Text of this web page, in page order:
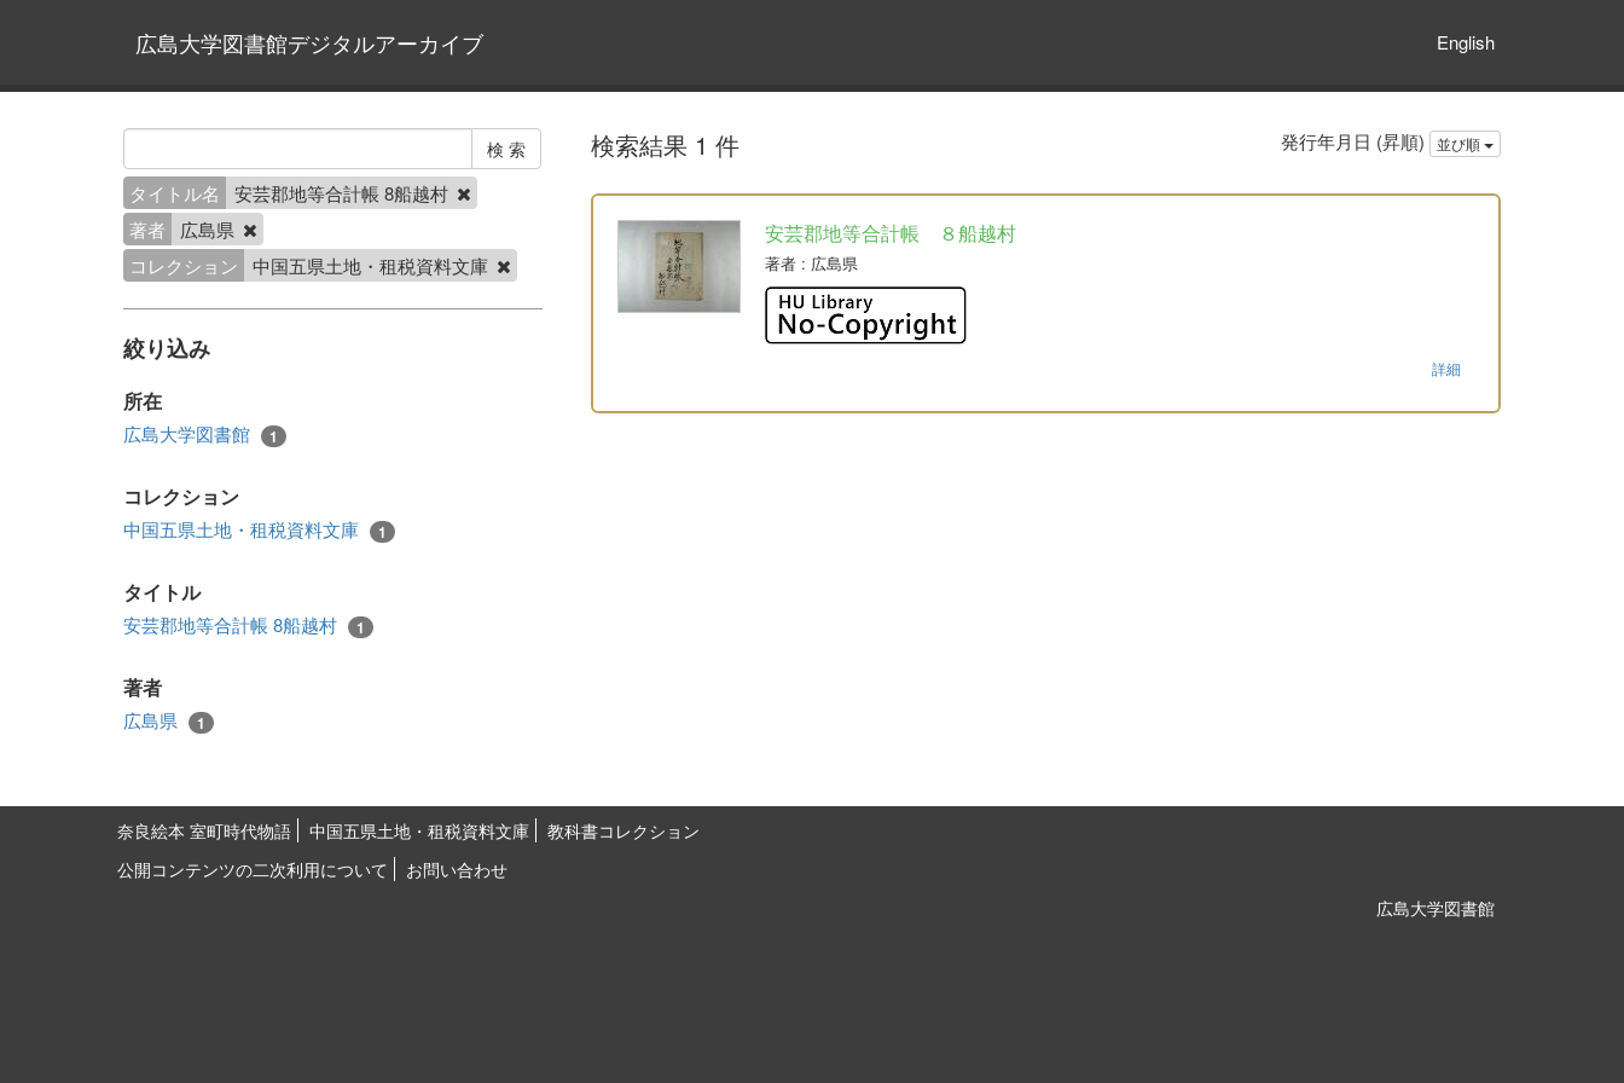
広島大学図書館デジタルアーカイブ English
タイトル名
安芸郡地等合計帳 8船越村
著者
広島県
コレクション
中国五県土地・租税資料文庫
絞り込み
所在
広島大学図書館 1
コレクション
中国五県土地・租税資料文庫 1
タイトル
安芸郡地等合計帳 8船越村 1
著者
広島県 1
検索結果 1 件 発行年月日 (昇順) 並び順
安芸郡地等合計帳 ８船越村
著者: 広島県
詳細
奈良絵本 室町時代物語 中国五県土地・租税資料文庫
教科書コレクション
公開コンテンツの二次利用について
お問い合わせ
広島大学図書館